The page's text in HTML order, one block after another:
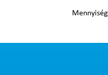
Mennyiség